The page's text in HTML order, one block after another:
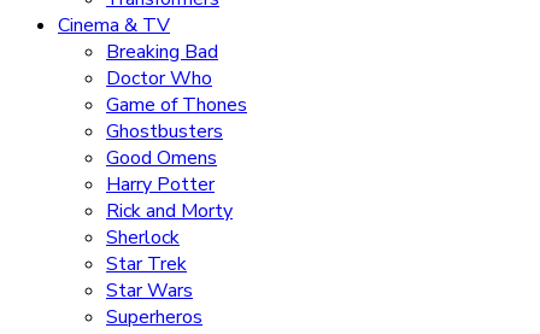
Cinema & TV
Breaking Bad
Doctor Who
Game of Thones
Ghostbusters
Good Omens
Harry Potter
Rick and Morty
Sherlock
Star Trek
Star Wars
Superheros